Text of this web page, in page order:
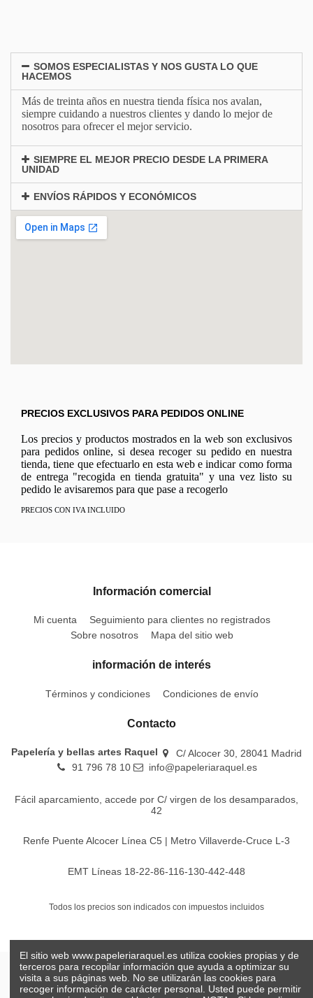
SOMOS ESPECIALISTAS Y NOS GUSTA LO QUE
HACEMOS
Más de treinta años en nuestra tienda física nos avalan,
siempre cuidando a nuestros clientes y dando lo mejor de
nosotros para ofrecer el mejor servicio.
SIEMPRE EL MEJOR PRECIO DESDE LA PRIMERA
UNIDAD
ENVÍOS RÁPIDOS Y ECONÓMICOS
PRECIOS EXCLUSIVOS PARA PEDIDOS ONLINE
Los precios y productos mostrados en la web son exclusivos
para pedidos online, si desea recoger su pedido en nuestra
tienda, tiene que efectuarlo en esta web e indicar como forma
de entrega "recogida en tienda gratuita" y una vez listo su
pedido le avisaremos para que pase a recogerlo
PRECIOS CON IVA INCLUIDO
Información comercial
Mi cuenta
Seguimiento para clientes no registrados
Sobre nosotros
Mapa del sitio web
información de interés
Términos y condiciones Condiciones de envío
Contacto
Papelería y bellas artes Raquel
C/ Alcocer 30, 28041 Madrid
91 796 78 10
info@papeleriaraquel.es
Fácil aparcamiento, accede por C/ virgen de los desamparados,
42
Renfe Puente Alcocer Línea C5 | Metro Villaverde-Cruce L-3
EMT Líneas 18-22-86-116-130-442-448
Todos los precios son indicados con impuestos incluidos
El sitio web www.papeleriaraquel.es utiliza cookies propias y de
terceros para recopilar información que ayuda a optimizar su
visita a sus páginas web. No se utilizarán las cookies para
recoger información de carácter personal. Usted puede permitir